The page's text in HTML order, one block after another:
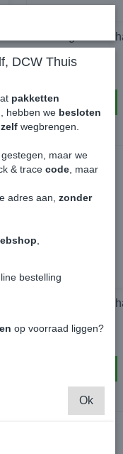
Volkswagen
In winkelwagen
Volkswagen
DCW Thuis
pakketten
, hebben we besloten
zelf wegbrengen.
gestegen, maar we
& trace code , maar
adres aan, zonder
bestelling
op voorraad liggen?
Ok